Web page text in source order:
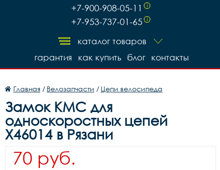
+7-900-908-05-11 i
+7-953-737-01-65 i
каталог товаров
контакты
блог
как купить
гарантия
Главная / Велозапчасти / Цепи велосипеда
Замок KMC для
односкоростных цепей
Х46014 в Рязани
70 руб.